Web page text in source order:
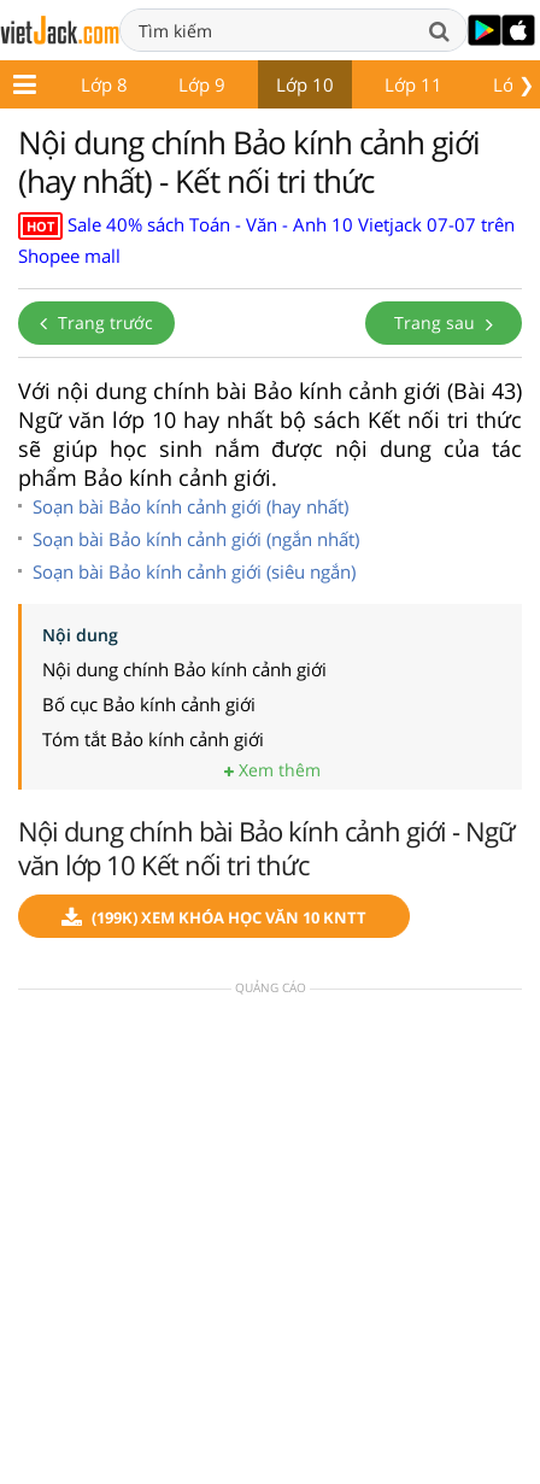
❯
7 Lớp 8 Lớp 9 Lớp 10 Lớp 11 Lớp
Nội dung chính Bảo kính cảnh giới
(hay nhất) - Kết nối tri thức
HOT
Sale 40% sách Toán - Văn - Anh 10 Vietjack 07-07 trên
Shopee mall
Trang trước Trang sau
Với nội dung chính bài Bảo kính cảnh giới (Bài 43)
Ngữ văn lớp 10 hay nhất bộ sách Kết nối tri thức
sẽ giúp học sinh nắm được nội dung của tác
phẩm Bảo kính cảnh giới.
Soạn bài Bảo kính cảnh giới (hay nhất)
Soạn bài Bảo kính cảnh giới (ngắn nhất)
Soạn bài Bảo kính cảnh giới (siêu ngắn)
Nội dung
Nội dung chính Bảo kính cảnh giới
Bố cục Bảo kính cảnh giới
Tóm tắt Bảo kính cảnh giới
Xem thêm
Nội dung chính bài Bảo kính cảnh giới - Ngữ
văn lớp 10 Kết nối tri thức
(199K) XEM KHÓA HỌC VĂN 10 KNTT
QUẢNG CÁO